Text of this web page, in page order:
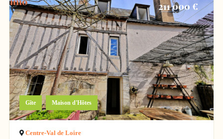
– Antonin (2 personnes)
– Clés des Champs (jusqu’à 5 personnes)
– Tisanerie
Capacité totale d’accueil de 14 personnes
En sous-sol :
– Garage
– Local à vélos
– Buanderie
– Salle d’eau
Gîte , Maison d'Hôtes
211 000 €
Centre-Val de Loire